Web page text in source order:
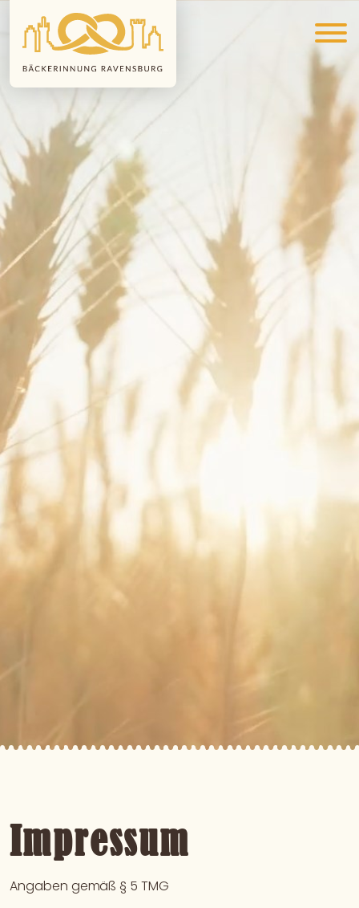
Impressum
Angaben gemäß § 5 TMG